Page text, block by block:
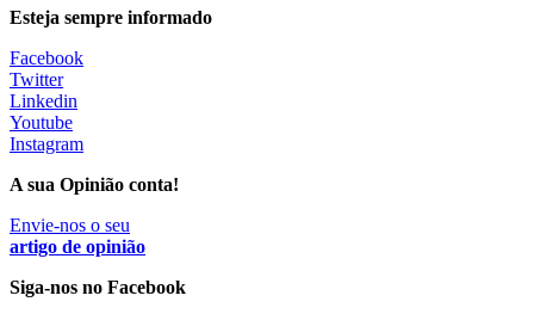
MAIS NOTÍCIAS
Quase 11.900 jovens recorreram aos cheques psicólogo e
nutricionista no primeiro mês
7 Ago, 2026|0 Comments
ULS de Coimbra estreia cirurgia endoscópica do ouvido com
apoio robótico em Portugal
Esteja sempre informado
Facebook
Twitter
Linkedin
Youtube
Instagram
A sua Opinião conta!
Envie-nos o seu
artigo de opinião
Siga-nos no Facebook